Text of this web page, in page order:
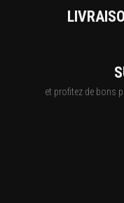
et profitez de bons